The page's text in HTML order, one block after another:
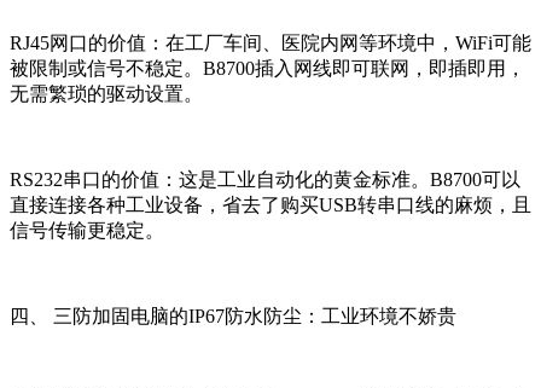
RJ45网口的价值：在工厂车间、医院内网等环境中，WiFi可能
被限制或信号不稳定。B8700插入网线即可联网，即插即用，
无需繁琐的驱动设置。
RS232串口的价值：这是工业自动化的黄金标准。B8700可以
直接连接各种工业设备，省去了购买USB转串口线的麻烦，且
信号传输更稳定。
四、 三防加固电脑的IP67防水防尘：工业环境不娇贵